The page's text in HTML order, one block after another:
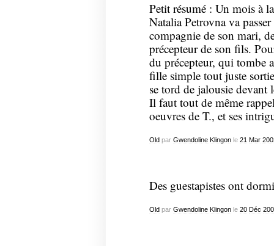
Petit résumé : Un mois à
Natalia Petrovna va
compagnie de son mari,
précepteur de son fils.
du précepteur, qui tombe
fille simple tout juste
se tord de jalousie devant
Il faut tout de même
oeuvres de T., et ses
Old par Gwendoline Klingonle 21 Mar
Des guestapistes ont
Old par Gwendoline Klingonle 20 Déc